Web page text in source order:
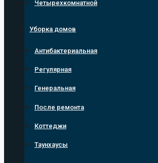
Четырехкомнатной
Уборка домов
Антибактериальная
Регулярная
Генеральная
После ремонта
Коттеджи
Таунхаусы